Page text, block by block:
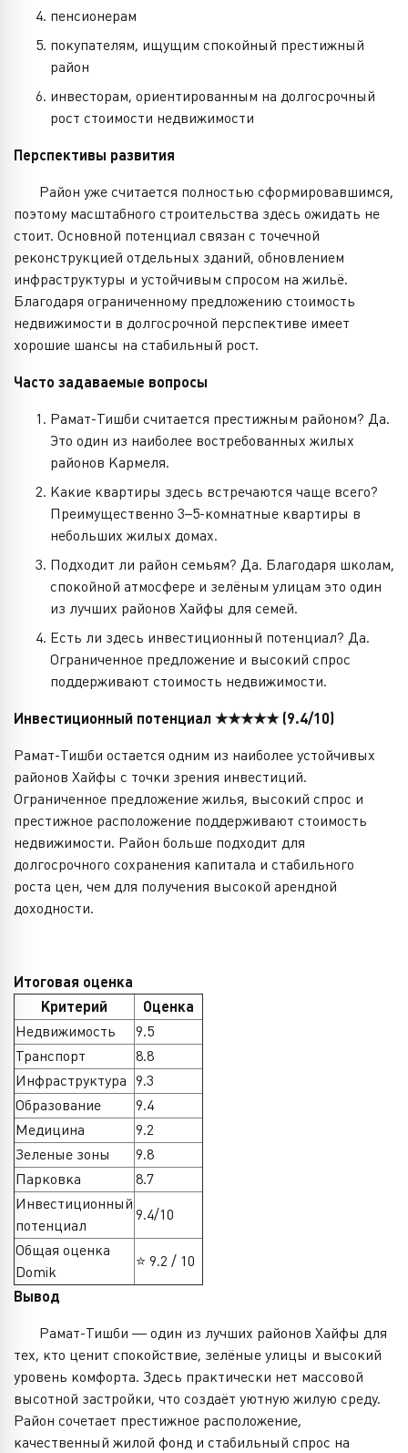
пенсионерам
покупателям, ищущим спокойный престижный
район
инвесторам, ориентированным на долгосрочный
рост стоимости недвижимости
Перспективы развития
Район уже считается полностью сформировавшимся,
поэтому масштабного строительства здесь ожидать не
стоит. Основной потенциал связан с точечной
реконструкцией отдельных зданий, обновлением
инфраструктуры и устойчивым спросом на жильё.
Благодаря ограниченному предложению стоимость
недвижимости в долгосрочной перспективе имеет
хорошие шансы на стабильный рост.
Часто задаваемые вопросы
Рамат-Тишби считается престижным районом? Да.
Это один из наиболее востребованных жилых
районов Кармеля.
Какие квартиры здесь встречаются чаще всего?
Преимущественно 3–5-комнатные квартиры в
небольших жилых домах.
Подходит ли район семьям? Да. Благодаря школам,
спокойной атмосфере и зелёным улицам это один
из лучших районов Хайфы для семей.
Есть ли здесь инвестиционный потенциал? Да.
Ограниченное предложение и высокий спрос
поддерживают стоимость недвижимости.
Инвестиционный потенциал ★★★★★ (9.4/10)
Рамат-Тишби остается одним из наиболее устойчивых
районов Хайфы с точки зрения инвестиций.
Ограниченное предложение жилья, высокий спрос и
престижное расположение поддерживают стоимость
недвижимости. Район больше подходит для
долгосрочного сохранения капитала и стабильного
роста цен, чем для получения высокой арендной
доходности.
Итоговая оценка
Критерий
Оценка
Недвижимость
9.5
Транспорт
8.8
Инфраструктура 9.3
Образование
9.4
Медицина
9.2
Зеленые зоны
9.8
Парковка
8.7
Инвестиционный
потенциал
9.4/10
Общая оценка
Domik
⭐ 9.2 / 10
Вывод
Рамат-Тишби — один из лучших районов Хайфы для
тех, кто ценит спокойствие, зелёные улицы и высокий
уровень комфорта. Здесь практически нет массовой
высотной застройки, что создаёт уютную жилую среду.
Район сочетает престижное расположение,
качественный жилой фонд и стабильный спрос на